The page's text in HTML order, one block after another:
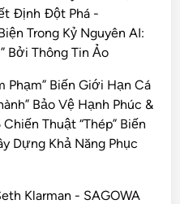
Định Đột Phá -
Trong Kỷ Nguyên AI:
Bởi Thông Tin Ảo
Phạm” Biến Giới Hạn Cá
Bảo Vệ Hạnh Phúc &
Chiến Thuật “Thép” Biến
Dựng Khả Năng Phục
Klarman - SAGOWA